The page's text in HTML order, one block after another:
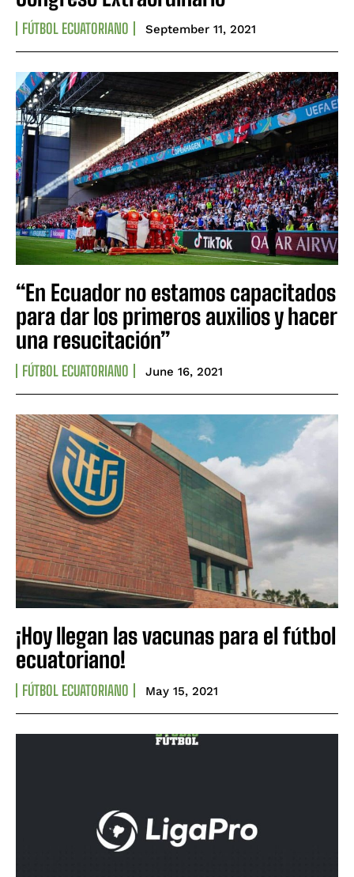
FÚTBOL ECUATORIANO September 11, 2021
“En Ecuador no estamos capacitados
para dar los primeros auxilios y hacer
una resucitación”
FÚTBOL ECUATORIANO June 16, 2021
¡Hoy llegan las vacunas para el fútbol
ecuatoriano!
FÚTBOL ECUATORIANO May 15, 2021